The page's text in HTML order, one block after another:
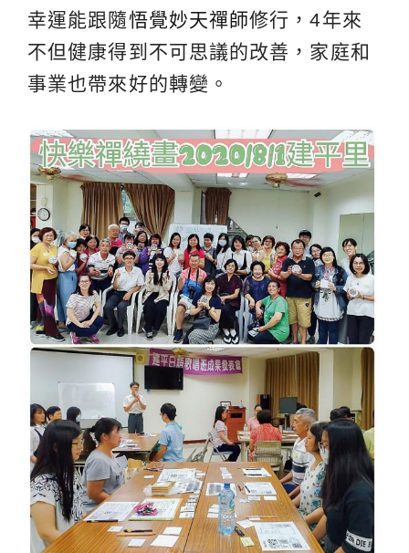
幸運能跟隨悟覺妙天禪師修行，4年來
不但健康得到不可思議的改善，家庭和
事業也帶來好的轉變。